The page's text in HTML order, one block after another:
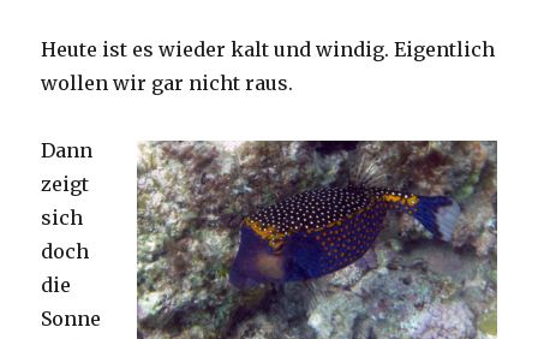
Heute ist es wieder kalt und windig. Eigentlich
wollen wir gar nicht raus.
Dann
zeigt
sich
doch
die
Sonne